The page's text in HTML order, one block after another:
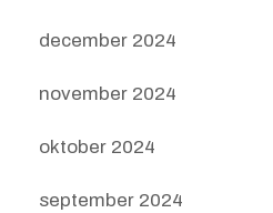
december 2024
november 2024
oktober 2024
september 2024